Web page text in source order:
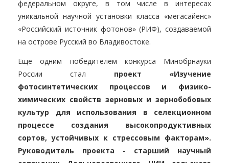
федеральном округе, в том числе в интересах
уникальной научной установки класса «мегасайенс»
«Российский источник фотонов» (РИФ), создаваемой
на острове Русский во Владивостоке.
Еще одним победителем конкурса Минобрнауки
России стал проект «Изучение
фотосинтетических процессов и физико-
химических свойств зерновых и зернобобовых
культур для использования в селекционном
процессе создания высокопродуктивных
сортов, устойчивых к стрессовым факторам».
Руководитель проекта - старший научный